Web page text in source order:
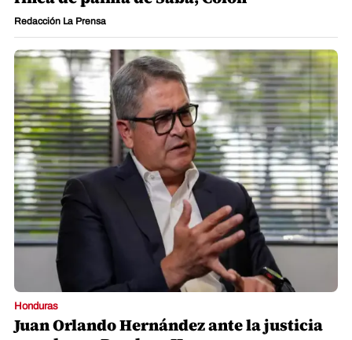
Redacción La Prensa
Honduras
Juan Orlando Hernández ante la justicia